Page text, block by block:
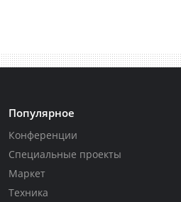
Популярное
Конференции
Специальные проекты
Маркет
Техника